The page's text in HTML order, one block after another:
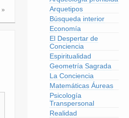
»
Arquetipos
Búsqueda interior
Economía
El Despertar de
Conciencia
Espiritualidad
Geometría Sagrada
La Conciencia
Matemáticas Áureas
Psicología
Transpersonal
Realidad